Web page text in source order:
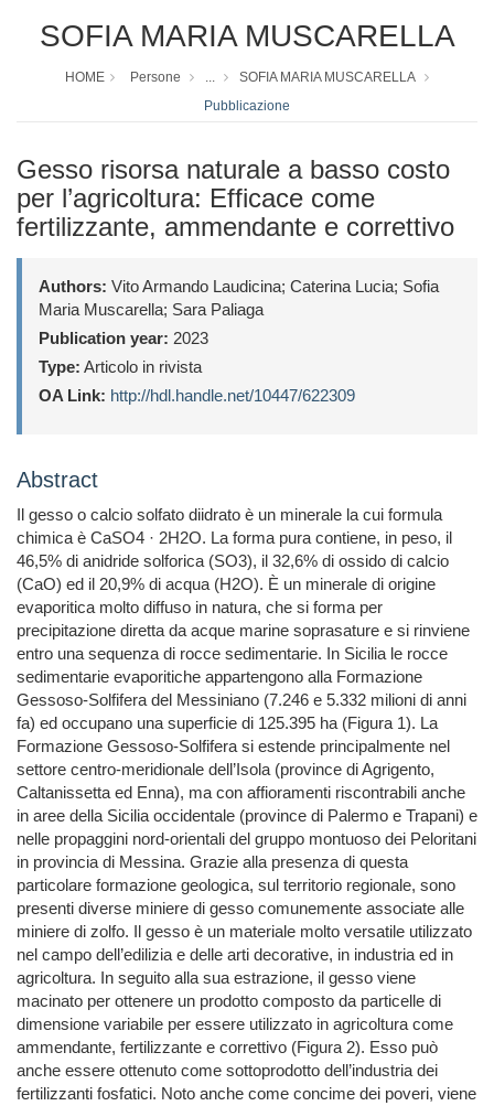
SOFIA MARIA MUSCARELLA
HOME Persone ...
SOFIA MARIA MUSCARELLA
Pubblicazione
Gesso risorsa naturale a basso costo
per l’agricoltura: Efficace come
fertilizzante, ammendante e correttivo
Authors: Vito Armando Laudicina; Caterina Lucia; Sofia
Maria Muscarella; Sara Paliaga
Publication year: 2023
Type: Articolo in rivista
OA Link: http://hdl.handle.net/10447/622309
Abstract
Il gesso o calcio solfato diidrato è un minerale la cui formula
chimica è CaSO4 · 2H2O. La forma pura contiene, in peso, il
46,5% di anidride solforica (SO3), il 32,6% di ossido di calcio
(CaO) ed il 20,9% di acqua (H2O). È un minerale di origine
evaporitica molto diffuso in natura, che si forma per
precipitazione diretta da acque marine soprasature e si rinviene
entro una sequenza di rocce sedimentarie. In Sicilia le rocce
sedimentarie evaporitiche appartengono alla Formazione
Gessoso-Solfifera del Messiniano (7.246 e 5.332 milioni di anni
fa) ed occupano una superficie di 125.395 ha (Figura 1). La
Formazione Gessoso-Solfifera si estende principalmente nel
settore centro-meridionale dell’Isola (province di Agrigento,
Caltanissetta ed Enna), ma con affioramenti riscontrabili anche
in aree della Sicilia occidentale (province di Palermo e Trapani) e
nelle propaggini nord-orientali del gruppo montuoso dei Peloritani
in provincia di Messina. Grazie alla presenza di questa
particolare formazione geologica, sul territorio regionale, sono
presenti diverse miniere di gesso comunemente associate alle
miniere di zolfo. Il gesso è un materiale molto versatile utilizzato
nel campo dell’edilizia e delle arti decorative, in industria ed in
agricoltura. In seguito alla sua estrazione, il gesso viene
macinato per ottenere un prodotto composto da particelle di
dimensione variabile per essere utilizzato in agricoltura come
ammendante, fertilizzante e correttivo (Figura 2). Esso può
anche essere ottenuto come sottoprodotto dell’industria dei
fertilizzanti fosfatici. Noto anche come concime dei poveri, viene